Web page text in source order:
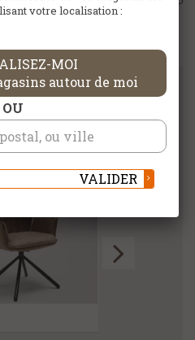
CATÉGORIE
votre localisation :
MOI
autour de moi
OU
VALIDER